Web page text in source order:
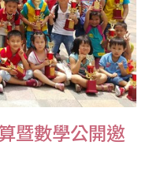
暨數學公開邀